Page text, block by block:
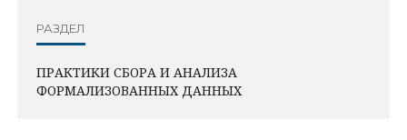
РАЗДЕЛ
ПРАКТИКИ СБОРА И АНАЛИЗА
ФОРМАЛИЗОВАННЫХ ДАННЫХ